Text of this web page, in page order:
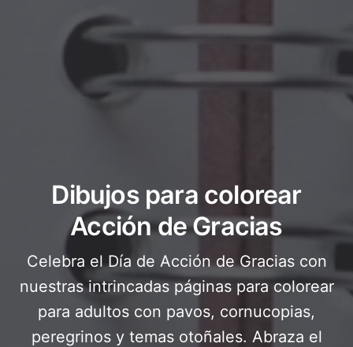
Dibujos para colorear
Acción de Gracias
Celebra el Día de Acción de Gracias con
nuestras intrincadas páginas para colorear
para adultos con pavos, cornucopias,
peregrinos y temas otoñales. Abraza el